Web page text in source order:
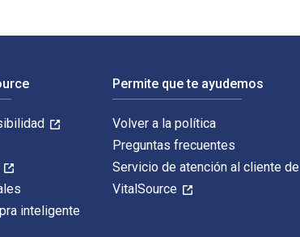
inteligente
Permite que te ayudemos
Volver a la política
Preguntas frecuentes
Servicio de atención al cliente de
VitalSource